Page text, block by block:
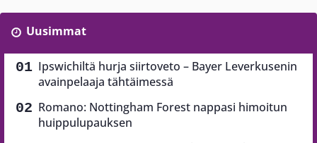
Uusimmat
Ipswichiltä hurja siirtoveto – Bayer Leverkusenin
avainpelaaja tähtäimessä
Romano: Nottingham Forest nappasi himoitun
huippulupauksen